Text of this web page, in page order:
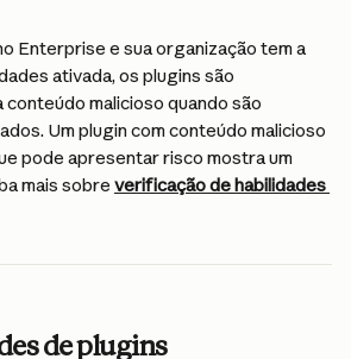
Enterprise e sua organização tem a
ativada, os plugins são
malicioso quando são
Um plugin com conteúdo malicioso
pode apresentar risco mostra um
mais sobre verificação de habilidades
de plugins